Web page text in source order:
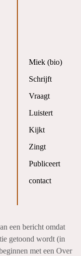
Miek (bio)
Schrijft
Vraagt
Luistert
Kijkt
Zingt
Publiceert
contact
een bericht omdat
getoond wordt (in
met een Over